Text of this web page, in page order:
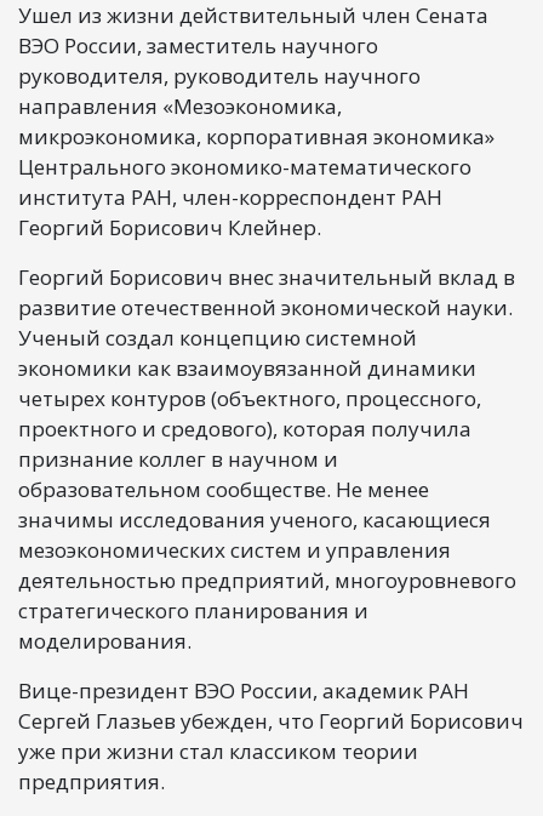
Ушел из жизни действительный член Сената
ВЭО России, заместитель научного
руководителя, руководитель научного
направления «Мезоэкономика,
микроэкономика, корпоративная экономика»
Центрального экономико-математического
института РАН, член-корреспондент РАН
Георгий Борисович Клейнер.
Георгий Борисович внес значительный вклад в
развитие отечественной экономической науки.
Ученый создал концепцию системной
экономики как взаимоувязанной динамики
четырех контуров (объектного, процессного,
проектного и средового), которая получила
признание коллег в научном и
образовательном сообществе. Не менее
значимы исследования ученого, касающиеся
мезоэкономических систем и управления
деятельностью предприятий, многоуровневого
стратегического планирования и
моделирования.
Вице-президент ВЭО России, академик РАН
Сергей Глазьев убежден, что Георгий Борисович
уже при жизни стал классиком теории
предприятия.